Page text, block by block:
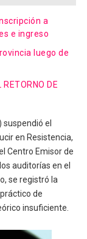
a
e ingreso
luego de
RETORNO DE
suspendió el
en Resistencia,
Centro Emisor de
auditorías en el
se registró la
de
insuficiente.